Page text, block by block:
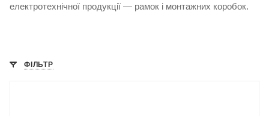
електротехнічної продукції ― рамок і монтажних коробок.
ФІЛЬТР